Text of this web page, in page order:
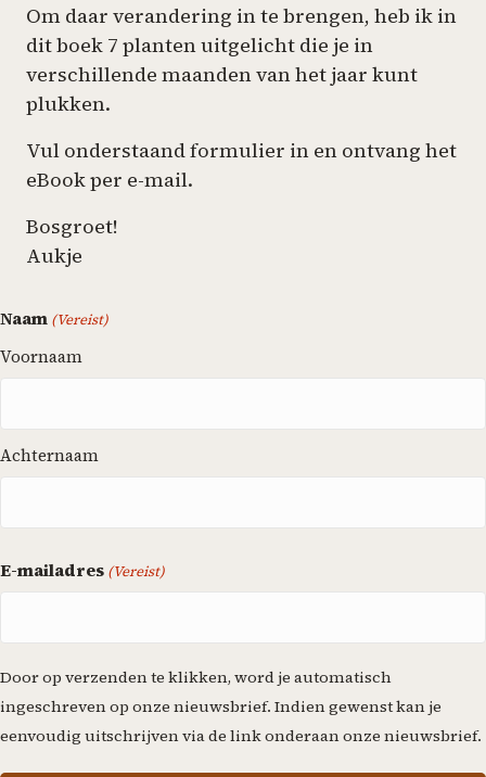
Om daar verandering in te brengen, heb ik in
dit boek 7 planten uitgelicht die je in
verschillende maanden van het jaar kunt
plukken.
Vul onderstaand formulier in en ontvang het
eBook per e-mail.
Bosgroet!
Aukje
Naam (Vereist)
Voornaam
Achternaam
E-mailadres (Vereist)
Door op verzenden te klikken, word je automatisch
ingeschreven op onze nieuwsbrief. Indien gewenst kan je
eenvoudig uitschrijven via de link onderaan onze nieuwsbrief.